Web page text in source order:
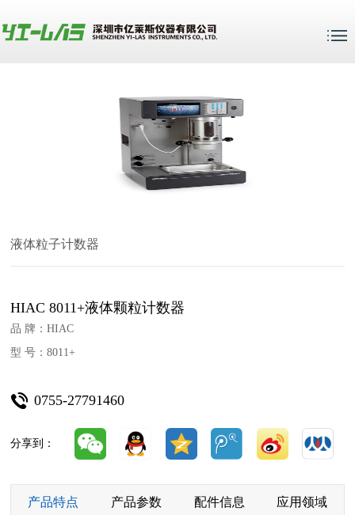
液体粒子计数器
HIAC 8011+液体颗粒计数器
品 牌：HIAC
型 号：8011+
0755-27791460
分享到：
产品特点 产品参数 配件信息 应用领域